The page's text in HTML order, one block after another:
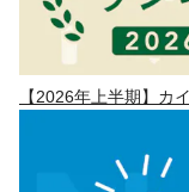
【2026年上半期】カ